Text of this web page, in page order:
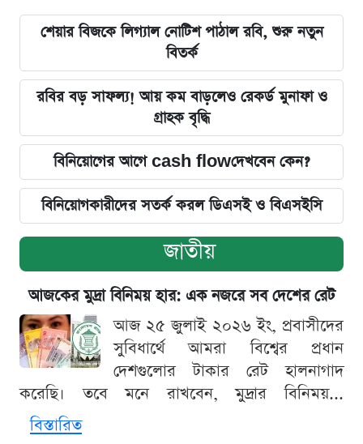
শেয়ার বিজকে লিগ্যাল নোটিশ পাঠাল রবি, শুরু নতুন
বিতর্ক
রবির বড় সাফল্য! আয় কম বাড়লেও রেকর্ড মুনাফা ও
গ্রাহক বৃদ্ধি
বিনিয়োগের আগে cash flowদেখবেন কেন?
বিনিয়োগকারীদের সতর্ক করল ডিএসই ও বিএসইসি
জাতীয়
আজকের মুদ্রা বিনিময় হার: এক নজরে সব দেশের রেট
আজ ২৫ জুলাই ২০২৬ ইং, প্রবাসীদের
সুবিধার্থে আমরা বিশ্বের প্রধান
দেশগুলোর টাকার রেট হালনাগাদ
করেছি। তবে মনে রাখবেন, মুদ্রার বিনিময়...
বিস্তারিত